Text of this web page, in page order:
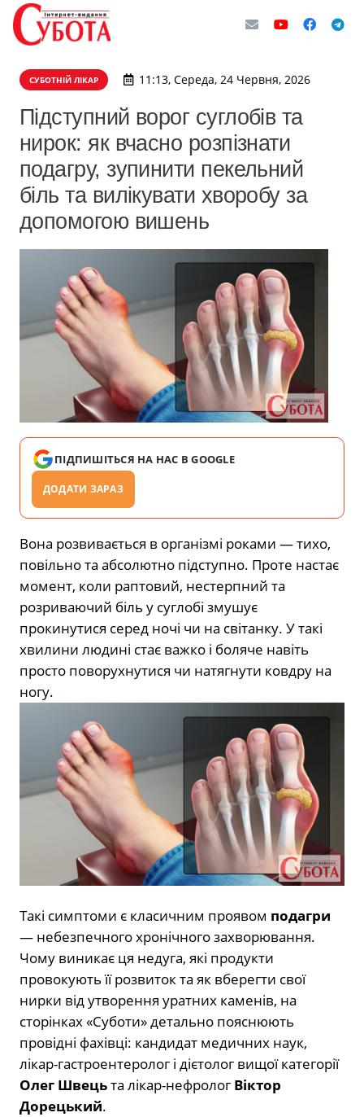
СУБОТНІЙ ЛІКАР 11:13, Середа, 24 Червня, 2026
Підступний ворог суглобів та
нирок: як вчасно розпізнати
подагру, зупинити пекельний
біль та вилікувати хворобу за
допомогою вишень
ПІДПИШІТЬСЯ НА НАС В GOOGLE
ДОДАТИ ЗАРАЗ
Вона розвивається в організмі роками — тихо,
повільно та абсолютно підступно. Проте настає
момент, коли раптовий, нестерпний та
розриваючий біль у суглобі змушує
прокинутися серед ночі чи на світанку. У такі
хвилини людині стає важко і боляче навіть
просто поворухнутися чи натягнути ковдру на
ногу.
Такі симптоми є класичним проявом подагри
— небезпечного хронічного захворювання.
Чому виникає ця недуга, які продукти
провокують її розвиток та як вберегти свої
нирки від утворення уратних каменів, на
сторінках «Суботи» детально пояснюють
провідні фахівці: кандидат медичних наук,
лікар-гастроентеролог і дієтолог вищої категорії
Олег Швецьта лікар-нефролог Віктор
Дорецький.